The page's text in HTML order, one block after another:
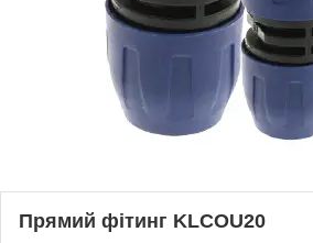
Прямий фітинг KLCOU20